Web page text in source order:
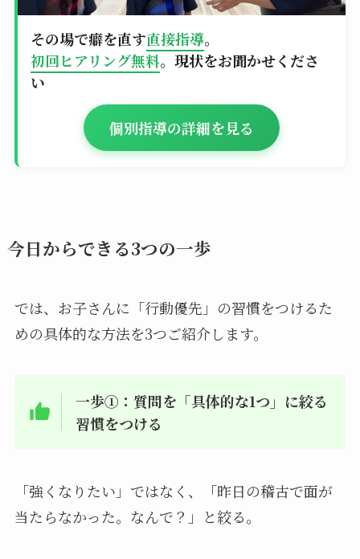
その場で癖を直す直接指導。
初回ヒアリング無料。現状をお聞かせくださ
い
個別指導の詳細を見る
今日からできる3つの一歩
では、お子さんに「行動優先」の習慣をつけるた
めの具体的な方法を3つご紹介します。
一歩①：質問を「具体的な1つ」に絞る
習慣をつける
「強くなりたい」ではなく、「昨日の稽古で面が
当たらなかった。なんで？」と絞る。